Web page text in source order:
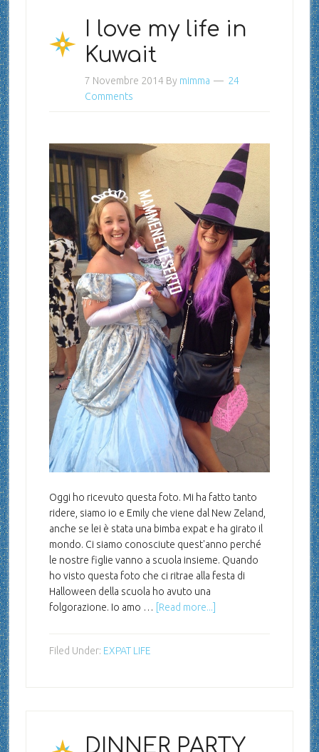
I love my life in
Kuwait
7 Novembre 2014 By mimma
24
Comments
Oggi ho ricevuto questa foto. Mi ha fatto tanto
ridere, siamo io e Emily che viene dal New Zeland,
anche se lei è stata una bimba expat e ha girato il
mondo. Ci siamo conosciute quest'anno perché
le nostre figlie vanno a scuola insieme. Quando
ho visto questa foto che ci ritrae alla festa di
Halloween della scuola ho avuto una
folgorazione. Io amo …
[Read more...]
Filed Under: EXPAT LIFE
DINNER PARTY